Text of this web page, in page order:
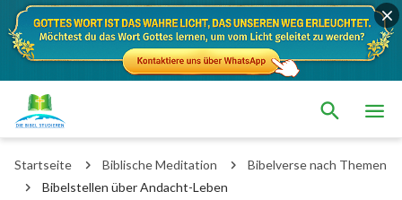
Startseite Biblische Meditation
Bibelverse nach Themen
Bibelstellen über Andacht-Leben